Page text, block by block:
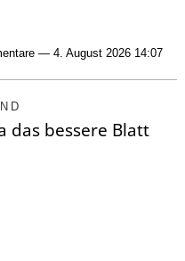
— 4. August 2026 14:07
das bessere Blatt